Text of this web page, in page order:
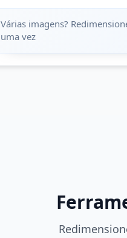
Várias imagens?
uma vez